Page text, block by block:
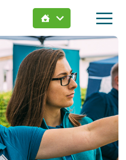
Immobilie
Leben ein.